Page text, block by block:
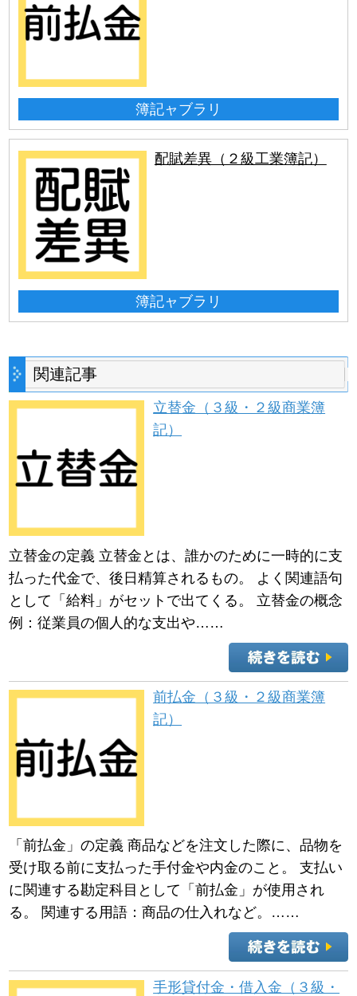
簿記ャブラリ
配賦差異（２級工業簿記）
簿記ャブラリ
関連記事
立替金（３級・２級商業簿
記）
立替金の定義 立替金とは、誰かのために一時的に支
払った代金で、後日精算されるもの。 よく関連語句
として「給料」がセットで出てくる。 立替金の概念
例：従業員の個人的な支出や……
前払金（３級・２級商業簿
記）
「前払金」の定義 商品などを注文した際に、品物を
受け取る前に支払った手付金や内金のこと。 支払い
に関連する勘定科目として「前払金」が使用され
る。 関連する用語：商品の仕入れなど。……
手形貸付金・借入金（３級・